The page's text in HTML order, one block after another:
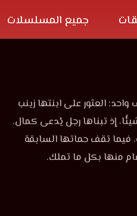
جميع المسلسلات
العثور على ابنتها زينب
إذ تبناها رجل يُدعى كمال.
فيما تقف حماتها السابقة
منها بكل ما تملك.